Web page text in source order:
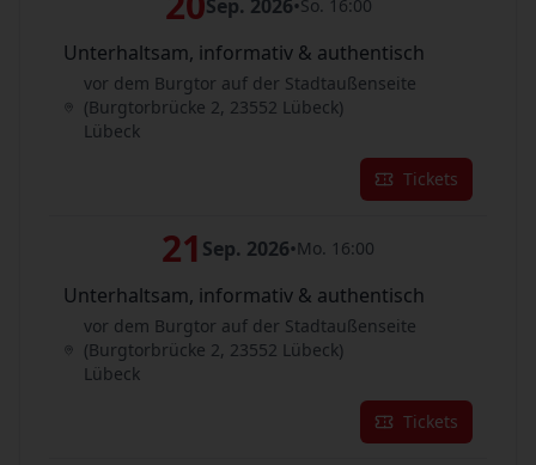
Sep. 2026•So. 16:00
Unterhaltsam, informativ & authentisch
vor dem Burgtor auf der Stadtaußenseite
(Burgtorbrücke 2, 23552 Lübeck)
Lübeck
Tickets
21 Sep. 2026•Mo. 16:00
Unterhaltsam, informativ & authentisch
vor dem Burgtor auf der Stadtaußenseite
(Burgtorbrücke 2, 23552 Lübeck)
Lübeck
Tickets